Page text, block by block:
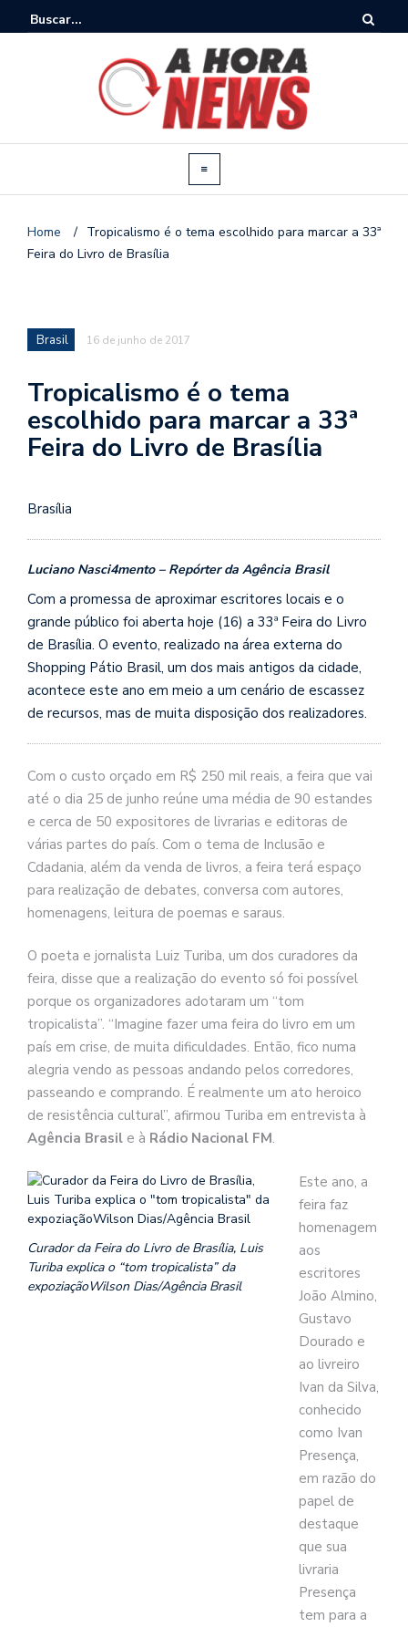
Home / Tropicalismo é o tema escolhido para marcar a 33ª
Feira do Livro de Brasília
Brasil 16 de junho de 2017
Tropicalismo é o tema
escolhido para marcar a 33ª
Feira do Livro de Brasília
Brasília
Luciano Nasci4mento – Repórter da Agência Brasil
Com a promessa de aproximar escritores locais e o
grande público foi aberta hoje (16) a 33ª Feira do Livro
de Brasília. O evento, realizado na área externa do
Shopping Pátio Brasil, um dos mais antigos da cidade,
acontece este ano em meio a um cenário de escassez
de recursos, mas de muita disposição dos realizadores.
Com o custo orçado em R$ 250 mil reais, a feira que vai
até o dia 25 de junho reúne uma média de 90 estandes
e cerca de 50 expositores de livrarias e editoras de
várias partes do país. Com o tema de Inclusão e
Cdadania, além da venda de livros, a feira terá espaço
para realização de debates, conversa com autores,
homenagens, leitura de poemas e saraus.
O poeta e jornalista Luiz Turiba, um dos curadores da
feira, disse que a realização do evento só foi possível
porque os organizadores adotaram um “tom
tropicalista”. “Imagine fazer uma feira do livro em um
país em crise, de muita dificuldades. Então, fico numa
alegria vendo as pessoas andando pelos corredores,
passeando e comprando. É realmente um ato heroico
de resistência cultural”, afirmou Turiba em entrevista à
Agência Brasil e à Rádio Nacional FM.
Curador da Feira do Livro de Brasília, Luis
Turiba explica o “tom tropicalista” da
expoziaçãoWilson Dias/Agência Brasil
Este ano, a
feira faz
homenagem
aos
escritores
João Almino,
Gustavo
Dourado e
ao livreiro
Ivan da Silva,
conhecido
como Ivan
Presença,
em razão do
papel de
destaque
que sua
livraria
Presença
tem para a